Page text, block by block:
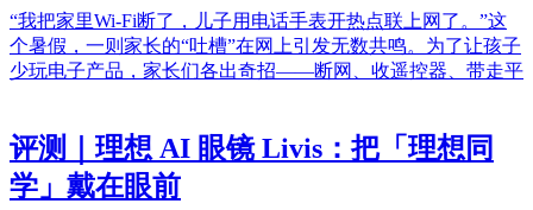
“我把家里Wi-Fi断了，儿子用电话手表开热点联上网了。”这
个暑假，一则家长的“吐槽”在网上引发无数共鸣。为了让孩子
少玩电子产品，家长们各出奇招——断网、收遥控器、带走平
评测｜理想 AI 眼镜 Livis：把「理想同
学」戴在眼前